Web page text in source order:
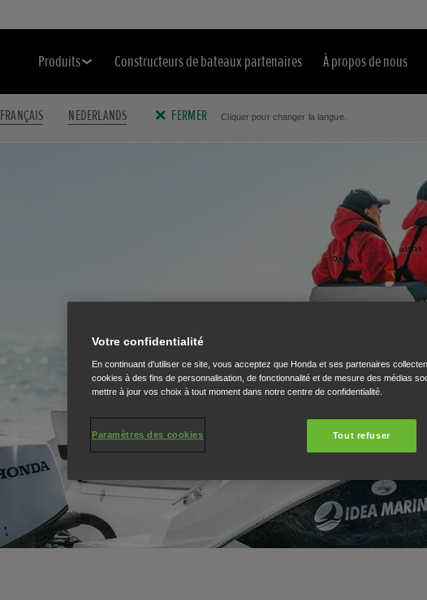
Produits Constructeurs de bateaux partenaires À propos de nous
FRANÇAIS NEDERLANDS FERMER Cliquer pour changer la langue.
Votre confidentialité
En continuant d'utiliser ce site, vous acceptez que Honda et ses partenaires
cookies à des fins de personnalisation, de fonctionnalité et de mesure des médias
mettre à jour vos choix à tout moment dans notre centre de confidentialité.
Tout refuser
Paramètres des cookies